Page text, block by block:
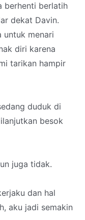
berhenti berlatih
dekat Davin.
untuk menari
diri karena
tarikan hampir
duduk di
besok
juga tidak.
dan hal
aku jadi semakin